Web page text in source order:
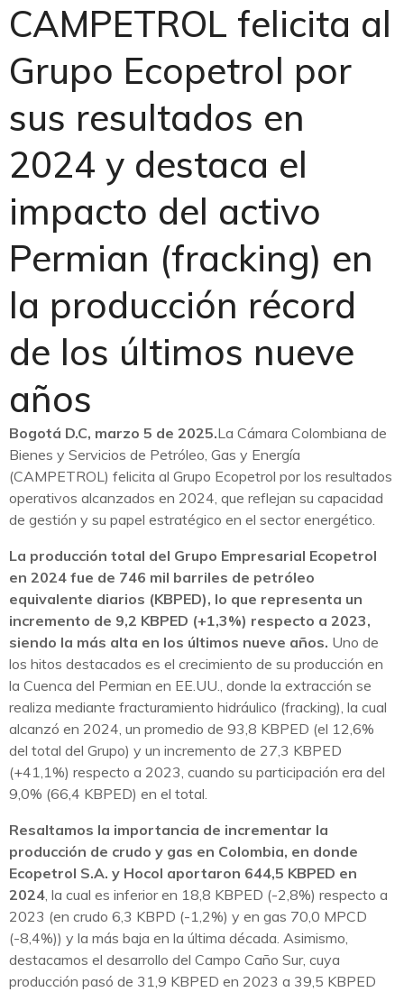
CAMPETROL felicita al
Grupo Ecopetrol por
sus resultados en
2024 y destaca el
impacto del activo
Permian (fracking) en
la producción récord
de los últimos nueve
años
Bogotá D.C, marzo 5 de 2025.La Cámara Colombiana de
Bienes y Servicios de Petróleo, Gas y Energía
(CAMPETROL) felicita al Grupo Ecopetrol por los resultados
operativos alcanzados en 2024, que reflejan su capacidad
de gestión y su papel estratégico en el sector energético.
La producción total del Grupo Empresarial Ecopetrol
en 2024 fue de 746 mil barriles de petróleo
equivalente diarios (KBPED), lo que representa un
incremento de 9,2 KBPED (+1,3%) respecto a 2023,
siendo la más alta en los últimos nueve años. Uno de
los hitos destacados es el crecimiento de su producción en
la Cuenca del Permian en EE.UU., donde la extracción se
realiza mediante fracturamiento hidráulico (fracking), la cual
alcanzó en 2024, un promedio de 93,8 KBPED (el 12,6%
del total del Grupo) y un incremento de 27,3 KBPED
(+41,1%) respecto a 2023, cuando su participación era del
9,0% (66,4 KBPED) en el total.
Resaltamos la importancia de incrementar la
producción de crudo y gas en Colombia, en donde
Ecopetrol S.A. y Hocol aportaron 644,5 KBPED en
2024, la cual es inferior en 18,8 KBPED (-2,8%) respecto a
2023 (en crudo 6,3 KBPD (-1,2%) y en gas 70,0 MPCD
(-8,4%)) y la más baja en la última década. Asimismo,
destacamos el desarrollo del Campo Caño Sur, cuya
producción pasó de 31,9 KBPED en 2023 a 39,5 KBPED